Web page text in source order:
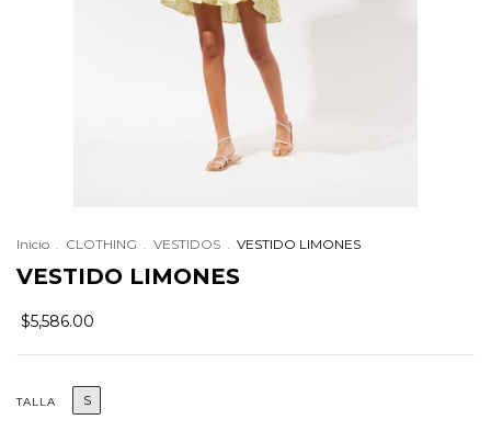
Inicio CLOTHING VESTIDOS VESTIDO LIMONES
VESTIDO LIMONES
$5,586.00
TALLA S